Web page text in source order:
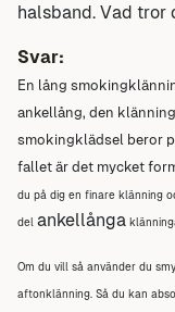
halsband. Vad tror
Svar:
En lång
ankellång, den
smokingklädsel beror
fallet är det mycket
du på dig en finare klänning
del ankellånga
Om du vill så använder du
aftonklänning. Så du kan